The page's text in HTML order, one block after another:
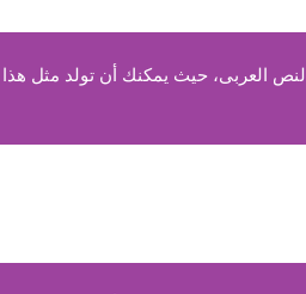
العربى، حيث يمكنك أن تولد مثل